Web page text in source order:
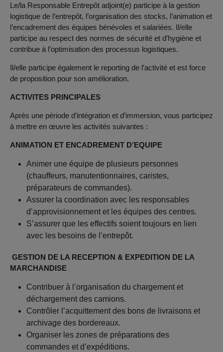
Le/la Responsable Entrepôt adjoint(e) participe à la gestion
logistique de l’entrepôt, l’organisation des stocks, l’animation et
l’encadrement des équipes bénévoles et salariées. Il/elle
participe au respect des normes de sécurité et d’hygiène et
contribue à l’optimisation des processus logistiques.
Il/elle participe également le reporting de l’activité et est force
de proposition pour son amélioration.
ACTIVITES PRINCIPALES
Après une période d’intégration et d’immersion, vous participez
à mettre en œuvre les activités suivantes :
ANIMATION ET ENCADREMENT D’EQUIPE
Animer une équipe de plusieurs personnes
(chauffeurs, manutentionnaires, caristes,
préparateurs de commandes).
Assurer la coordination avec les responsables
d’approvisionnement et les équipes des centres.
S’assurer que les effectifs soient toujours en lien
avec les besoins de l’entrepôt.
GESTION DE LA RECEPTION & EXPEDITION DE LA
MARCHANDISE
Contribuer à l’organisation du chargement et
déchargement des camions.
Contrôler l’acquittement des bons de livraisons et
archivage des bordereaux.
Organiser les zones de préparations des
commandes et d’expéditions.